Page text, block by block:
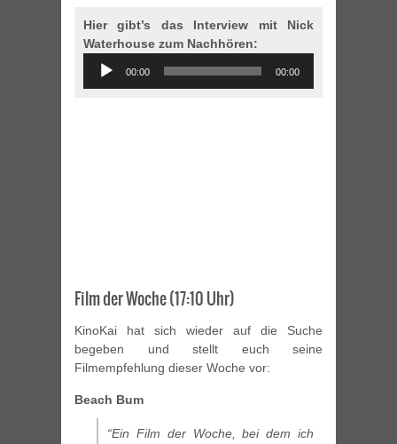
Hier gibt’s das Interview mit Nick
Waterhouse zum Nachhören:
Audio
Player
00:00 00:00
Film der Woche (17:10 Uhr)
KinoKai hat sich wieder auf die Suche
begeben und stellt euch seine
Filmempfehlung dieser Woche vor:
Beach Bum
“Ein Film der Woche, bei dem ich